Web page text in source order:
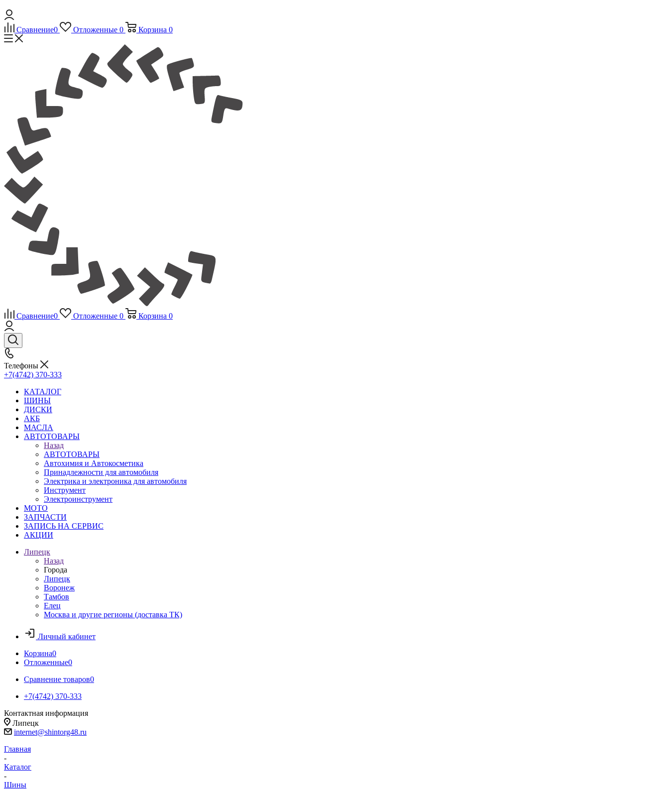
Сравнение0 Отложенные 0 Корзина 0
Сравнение0 Отложенные 0 Корзина 0
Телефоны
+7(4742) 370-333
КАТАЛОГ
ШИНЫ
ДИСКИ
АКБ
МАСЛА
АВТОТОВАРЫ
Назад
АВТОТОВАРЫ
Автохимия и Автокосметика
Принадлежности для автомобиля
Электрика и электроника для автомобиля
Инструмент
Электроинструмент
МОТО
ЗАПЧАСТИ
ЗАПИСЬ НА СЕРВИС
АКЦИИ
Липецк
Назад
Города
Липецк
Воронеж
Тамбов
Елец
Москва и другие регионы (доставка ТК)
Личный кабинет
Корзина0
Отложенные0
Сравнение товаров0
+7(4742) 370-333
Контактная информация
Липецк
internet@shintorg48.ru
Главная
-
Каталог
-
Шины